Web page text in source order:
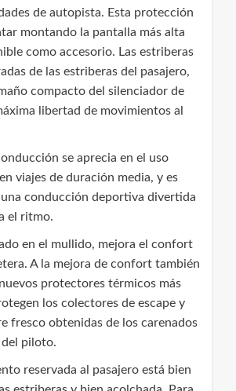
de autopista. Esta protección
montando la pantalla más alta
como accesorio. Las estriberas
de las estriberas del pasajero,
compacto del silenciador de
libertad de movimientos al
se aprecia en el uso
viajes de duración media, y es
conducción deportiva divertida
el ritmo.
en el mullido, mejora el confort
A la mejora de confort también
protectores térmicos más
los colectores de escape y
fresco obtenidas de los carenados
del piloto.
reservada al pasajero está bien